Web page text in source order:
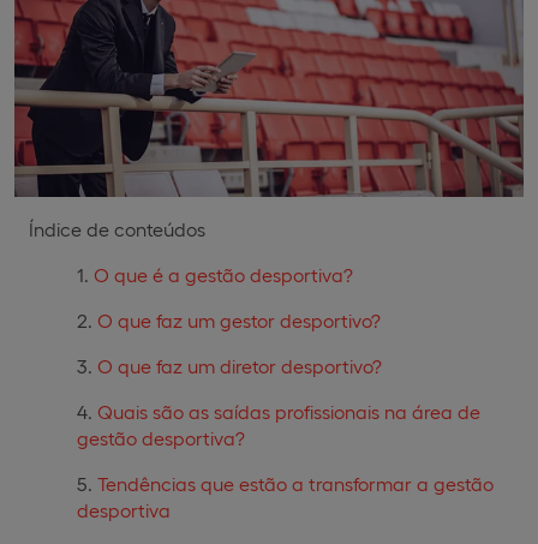
Índice de conteúdos
O que é a gestão desportiva?
O que faz um gestor desportivo?
O que faz um diretor desportivo?
Quais são as saídas profissionais na área de
gestão desportiva?
Tendências que estão a transformar a gestão
desportiva